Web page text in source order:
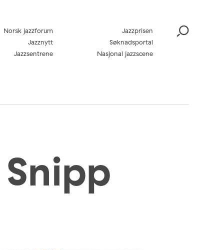
Norsk jazzforum
Jazzprisen
Jazznytt
Søknadsportal
Jazzsentrene
Nasjonal jazzscene